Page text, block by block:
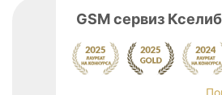
GSM сервиз